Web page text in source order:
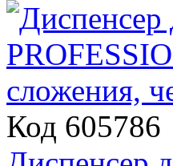
Код 605786